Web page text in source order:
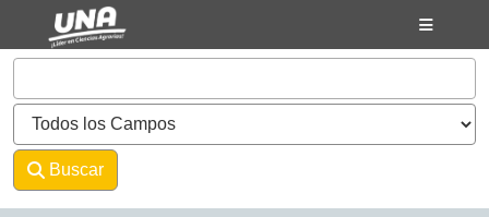
Mostrando1 - 2Resultados de
Saltar al contenido
VuFind
Buscar